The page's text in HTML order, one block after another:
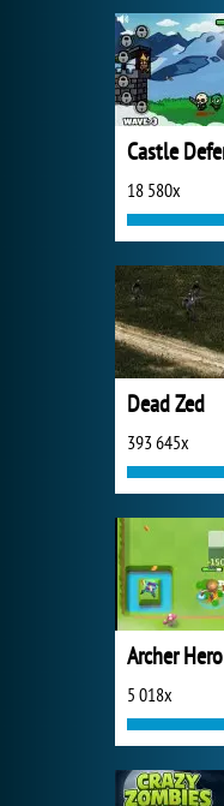
18 580x
Dead Zed
393 645x
Archer Hero
5 018x